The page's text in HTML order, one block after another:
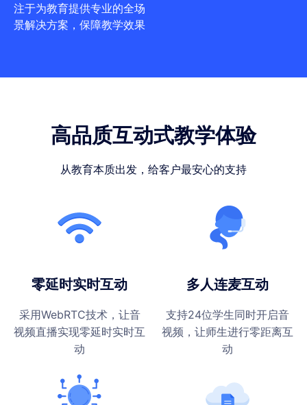
注于为教育提供专业的全场
景解决方案，保障教学效果
高品质互动式教学体验
从教育本质出发，给客户最安心的支持
零延时实时互动
采用WebRTC技术，让音
视频直播实现零延时实时互
动
多人连麦互动
支持24位学生同时开启音
视频，让师生进行零距离互
动